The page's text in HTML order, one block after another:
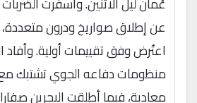
عن إطلاق صواريخ ودرون متعددة،
اعتُرض وفق تقييمات أولية. وأفاد
منظومات دفاعه الجوي تشتبك مع
معادية، فيما أطلقت البحرين صفارات